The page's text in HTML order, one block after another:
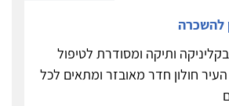
להשכרה
ותיקה ומסודרת לטיפול
חולון חדר מאובזר ומתאים לכל